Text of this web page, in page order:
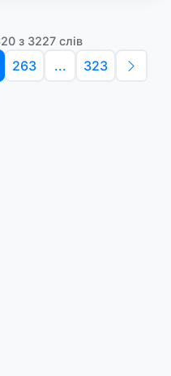
з 3227 слів
263 ... 323